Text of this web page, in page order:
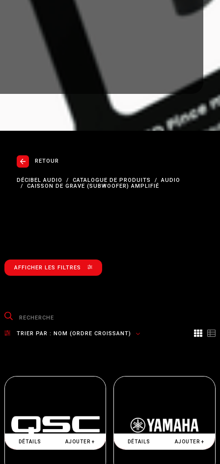
RETOUR
DÉCIBEL AUDIO CATALOGUE DE PRODUITS
AUDIO
CAISSON DE GRAVE (SUBWOOFER) AMPLIFIÉ
AFFICHER LES FILTRES
TRIER PAR : NOM (ORDRE CROISSANT)
DÉTAILS AJOUTER + DÉTAILS AJOUTER +